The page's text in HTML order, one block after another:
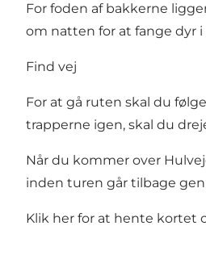
For foden af bakkerne
om natten for at fange dyr i
Find vej
For at gå ruten skal du følge
trapperne igen, skal du
Når du kommer over
inden turen går tilbage
Klik her for at hente kortet